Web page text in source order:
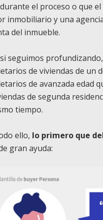
el proceso o que
inmobiliario y una
del inmueble.
seguimos profundizando,
de viviendas de un
de avanzada edad
de segunda
tiempo.
ello, lo primero que
gran ayuda: